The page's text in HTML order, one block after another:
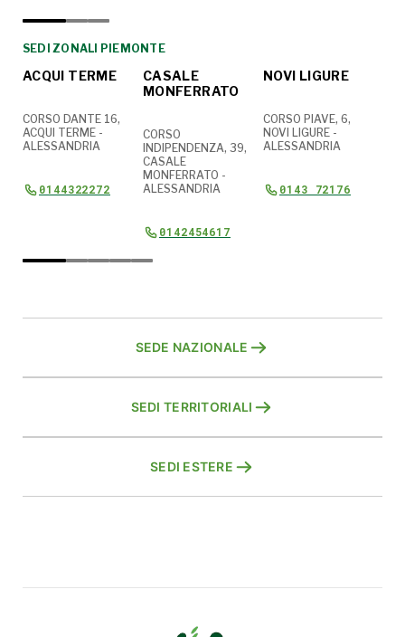
SEDI ZONALI PIEMONTE
ACQUI TERME
CORSO DANTE 16,
ACQUI TERME -
ALESSANDRIA
0144322272
CASALE
MONFERRATO
CORSO
INDIPENDENZA, 39,
CASALE
MONFERRATO -
ALESSANDRIA
0142454617
NOVI LIGURE
CORSO PIAVE, 6,
NOVI LIGURE -
ALESSANDRIA
0143 72176
SEDE NAZIONALE
SEDI TERRITORIALI
SEDI ESTERE